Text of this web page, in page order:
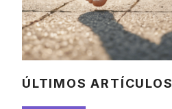
ÚLTIMOS ARTÍCULOS